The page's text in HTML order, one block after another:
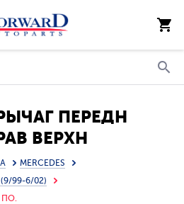
ПЕРЕДН
ВЕРХН
MERCEDES
(9/99-6/02)
ПО.